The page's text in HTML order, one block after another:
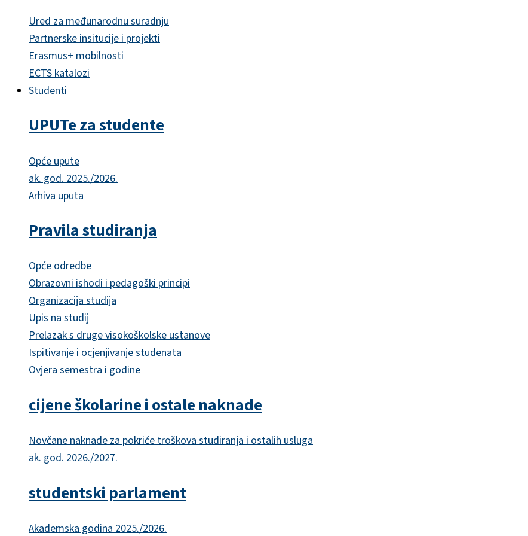
Ured za međunarodnu suradnju
Partnerske insitucije i projekti
Erasmus+ mobilnosti
ECTS katalozi
Studenti
UPUTe za studente
Opće upute
ak. god. 2025./2026.
Arhiva uputa
Pravila studiranja
Opće odredbe
Obrazovni ishodi i pedagoški principi
Organizacija studija
Upis na studij
Prelazak s druge visokoškolske ustanove
Ispitivanje i ocjenjivanje studenata
Ovjera semestra i godine
cijene školarine i ostale naknade
Novčane naknade za pokriće troškova studiranja i ostalih usluga
ak. god. 2026./2027.
studentski parlament
Akademska godina 2025./2026.